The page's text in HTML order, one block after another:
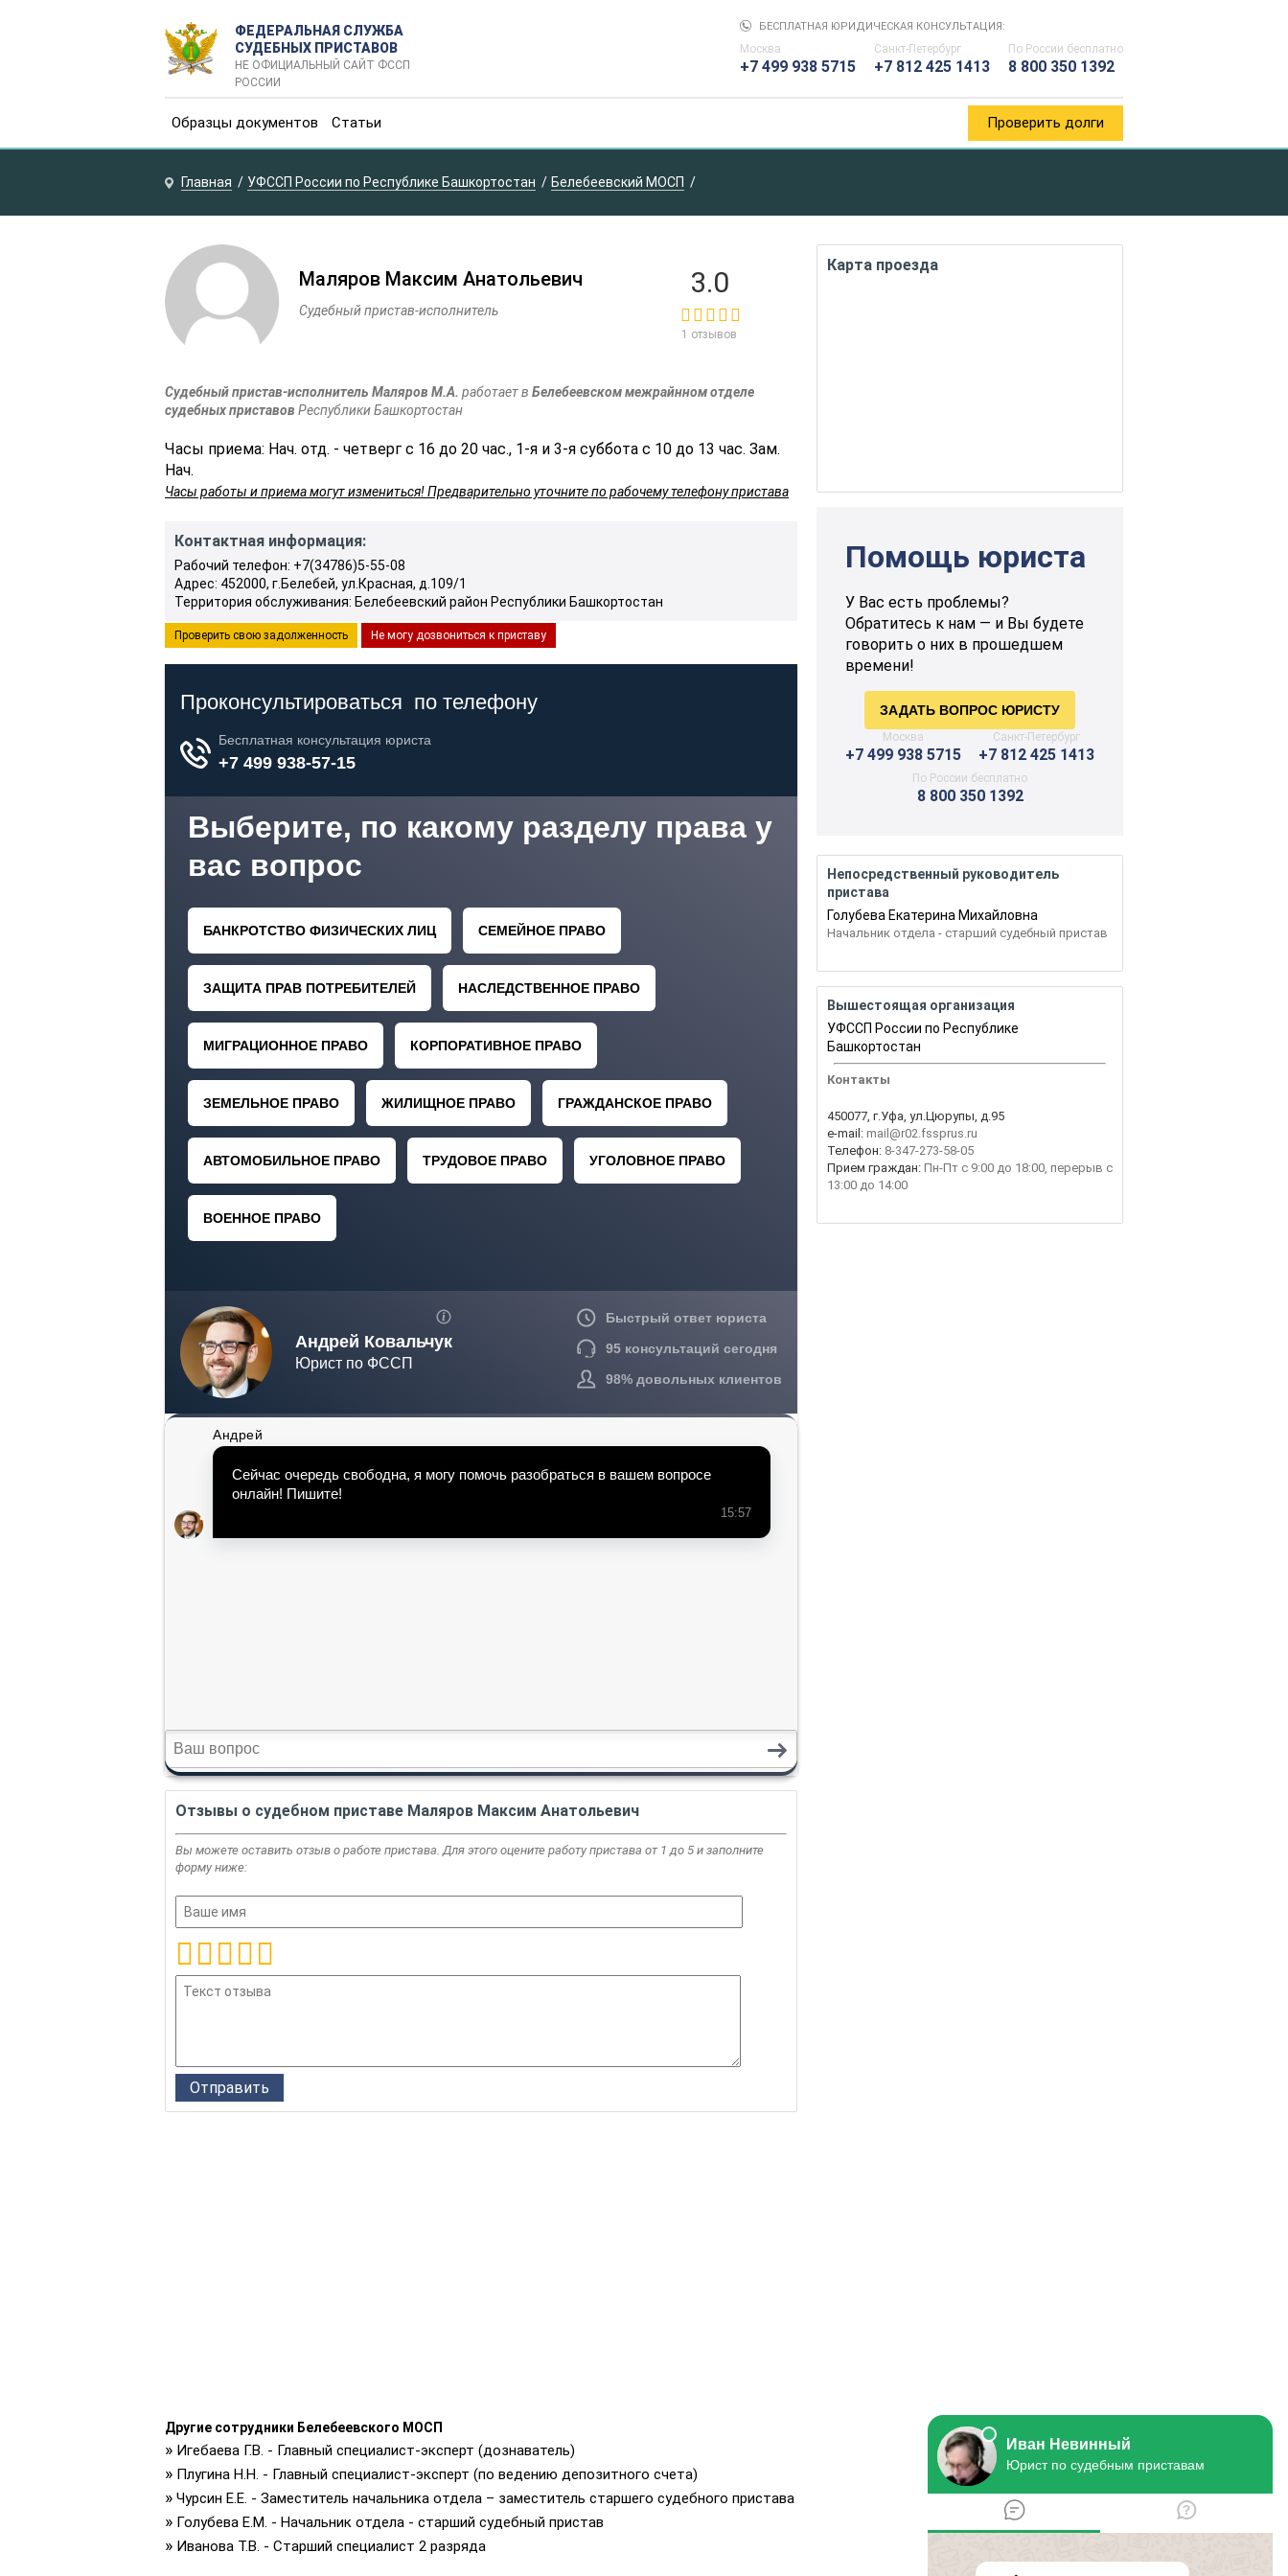
ФЕДЕРАЛЬНАЯ СЛУЖБА
СУДЕБНЫХ ПРИСТАВОВ
НЕ ОФИЦИАЛЬНЫЙ САЙТ ФССП
РОССИИ
БЕСПЛАТНАЯ ЮРИДИЧЕСКАЯ КОНСУЛЬТАЦИЯ:
Москва
+7 499 938 5715
Санкт-Петербург
+7 812 425 1413
По России бесплатно
8 800 350 1392
Образцы документов Статьи Проверить долги
Главная УФССП России по Республике Башкортостан Белебеевский МОСП
Маляров Максим Анатольевич
Судебный пристав-исполнитель
3.0
1 отзывов
Судебный пристав-исполнитель Маляров М.А. работает в Белебеевском межрайнном отделе
судебных приставов Республики Башкортостан
Часы приема: Нач. отд. - четверг с 16 до 20 час., 1-я и 3-я суббота с 10 до 13 час. Зам.
Нач.
Часы работы и приема могут измениться! Предварительно уточните по рабочему телефону пристава
Контактная информация:
Рабочий телефон: +7(34786)5-55-08
Адрес: 452000, г.Белебей, ул.Красная, д.109/1
Территория обслуживания: Белебеевский район Республики Башкортостан
Проверить свою задолженность Не могу дозвониться к приставу
Отзывы о судебном приставе Маляров Максим Анатольевич
Вы можете оставить отзыв о работе пристава. Для этого оцените работу пристава от 1 до 5 и заполните
форму ниже:
Другие сотрудники Белебеевского МОСП
» Игебаева Г.В. - Главный специалист-эксперт (дознаватель)
» Плугина Н.Н. - Главный специалист-эксперт (по ведению депозитного счета)
» Чурсин Е.Е. - Заместитель начальника отдела – заместитель старшего судебного пристава
» Голубева Е.М. - Начальник отдела - старший судебный пристав
» Иванова Т.В. - Старший специалист 2 разряда
Карта проезда
Помощь юриста
У Вас есть проблемы?
Обратитесь к нам — и Вы будете
говорить о них в прошедшем
времени!
Москва
+7 499 938 5715
Санкт-Петербург
+7 812 425 1413
По России бесплатно
8 800 350 1392
Непосредственный руководитель
пристава
Голубева Екатерина Михайловна
Начальник отдела - старший судебный пристав
Вышестоящая организация
УФССП России по Республике
Башкортостан
Контакты
450077, г.Уфа, ул.Цюрупы, д.95
e-mail: mail@r02.fssprus.ru
Телефон: 8-347-273-58-05
Прием граждан: Пн-Пт с 9:00 до 18:00, перерыв с
13:00 до 14:00